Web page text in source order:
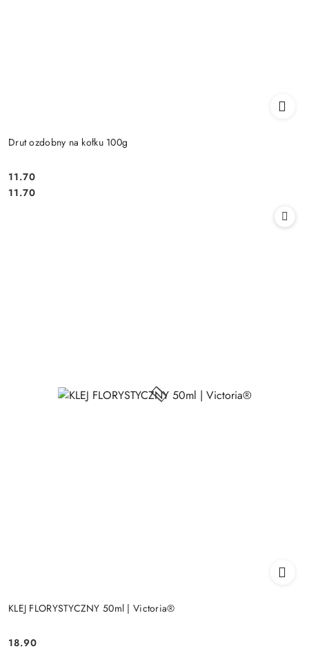
Drut ozdobny na kołku 100g
Cena:
11.70
Cena:
11.70
KLEJ FLORYSTYCZNY 50ml | Victoria®
18.90